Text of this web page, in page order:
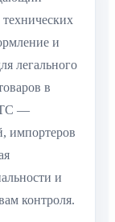
и
легального
в
ТС —
импортеров
и
контроля.